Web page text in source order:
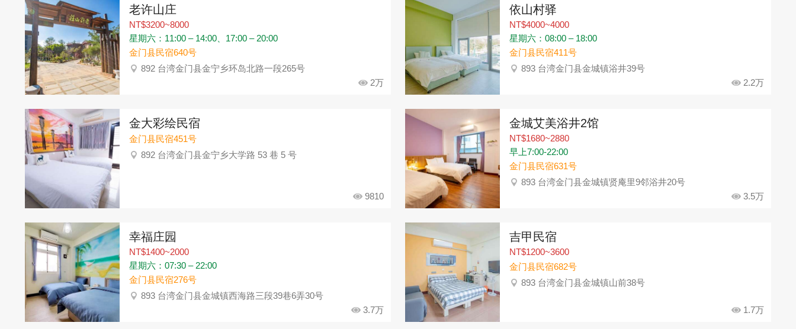
老许山庄
NT$3200~8000
星期六：11:00 – 14:00、17:00 – 20:00
金门县民宿640号
892 台湾金门县金宁乡环岛北路一段265号
2万
依山村驿
NT$4000~4000
星期六：08:00 – 18:00
金门县民宿411号
893 台湾金门县金城镇浴井39号
2.2万
金大彩绘民宿
金门县民宿451号
892 台湾金门县金宁乡大学路 53 巷 5 号
9810
金城艾美浴井2馆
NT$1680~2880
早上7:00-22:00
金门县民宿631号
893 台湾金门县金城镇贤庵里9邻浴井20号
3.5万
幸福庄园
NT$1400~2000
星期六：07:30 – 22:00
金门县民宿276号
893 台湾金门县金城镇西海路三段39巷6弄30号
3.7万
吉甲民宿
NT$1200~3600
金门县民宿682号
893 台湾金门县金城镇山前38号
1.7万